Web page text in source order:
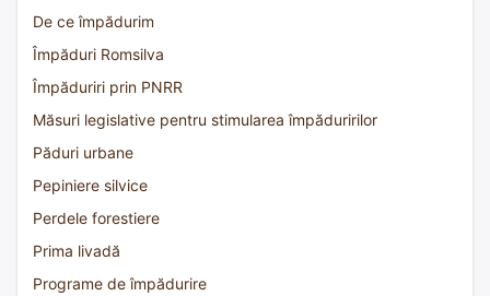
De ce împădurim
Împăduri Romsilva
Împăduriri prin PNRR
Măsuri legislative pentru stimularea împăduririlor
Păduri urbane
Pepiniere silvice
Perdele forestiere
Prima livadă
Programe de împădurire